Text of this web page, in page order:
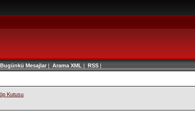
Bugünkü Mesajlar| Arama XML | RSS |
Kutusu